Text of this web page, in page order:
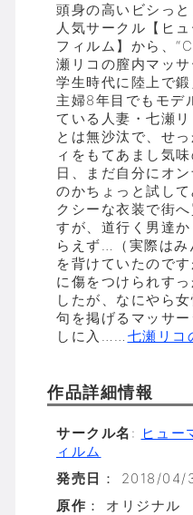
頭身の高いビシっ
人気サークル【ヒ
フィルム】から、
瀬リコの膣内マッサ
学生時代に陸上で鍛
主婦8年目でもモデ
ている人妻・七瀬
とは無沙汰で、せ
ィをもてあまし気
日、まだ自分にオ
のかちょっと試し
クシーな衣装で街
すが、道行く男達
らえず…（実際はみ
を背けていたので
に傷をつけられす
したが、なにやら
句を掲げるマッサ
しに入…… 七瀬リコ
作品詳細情報
サークル名 : ヒュー
ィルム
発売日 ： 2018/04/
原作 ： オリジナル